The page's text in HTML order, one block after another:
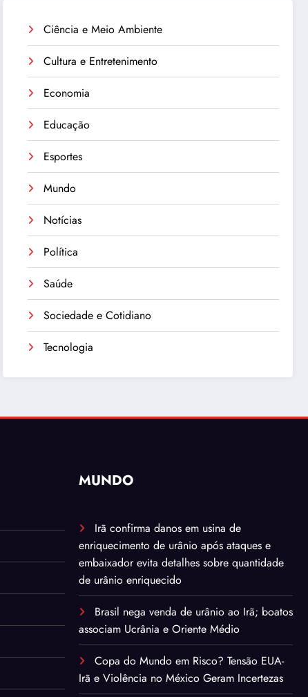
Ciência e Meio Ambiente
Cultura e Entretenimento
Economia
Educação
Esportes
Mundo
Notícias
Política
Saúde
Sociedade e Cotidiano
Tecnologia
MUNDO
Irã confirma danos em usina de
enriquecimento de urânio após ataques e
embaixador evita detalhes sobre quantidade
de urânio enriquecido
Brasil nega venda de urânio ao Irã; boatos
associam Ucrânia e Oriente Médio
Copa do Mundo em Risco? Tensão EUA-
Irã e Violência no México Geram Incertezas